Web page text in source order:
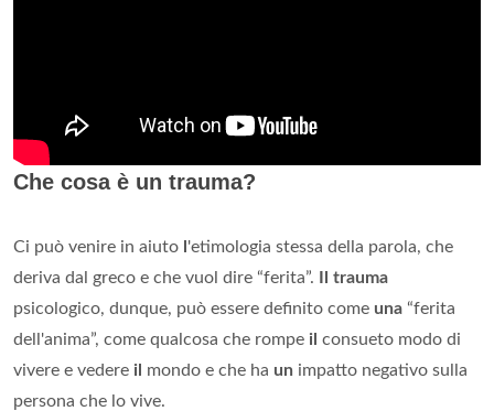
Che cosa è un trauma?
Ci può venire in aiuto l'etimologia stessa della parola, che
deriva dal greco e che vuol dire “ferita”. Il trauma
psicologico, dunque, può essere definito come una “ferita
dell'anima”, come qualcosa che rompe il consueto modo di
vivere e vedere il mondo e che ha un impatto negativo sulla
persona che lo vive.